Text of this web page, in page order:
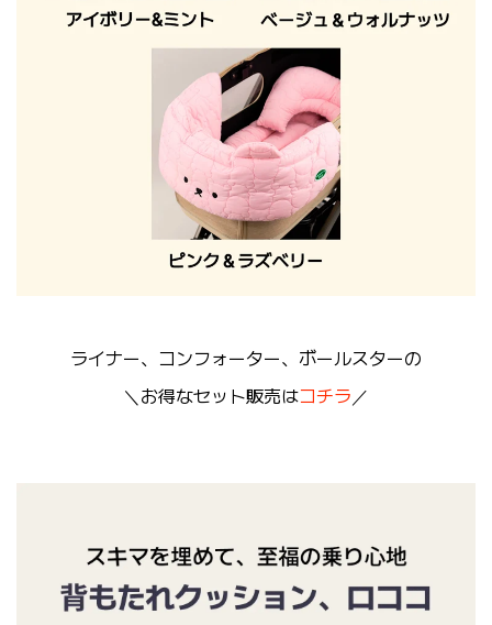
ライナー、コンフォーター、ボールスターの
＼お得なセット販売はコチラ／